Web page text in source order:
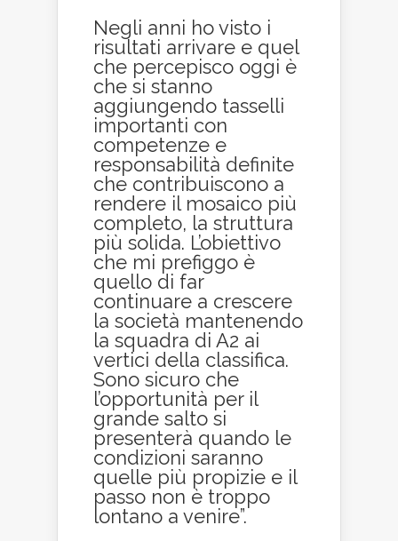
Negli anni ho visto i
risultati arrivare e quel
che percepisco oggi è
che si stanno
aggiungendo tasselli
importanti con
competenze e
responsabilità definite
che contribuiscono a
rendere il mosaico più
completo, la struttura
più solida. L’obiettivo
che mi prefiggo è
quello di far
continuare a crescere
la società mantenendo
la squadra di A2 ai
vertici della classifica.
Sono sicuro che
l’opportunità per il
grande salto si
presenterà quando le
condizioni saranno
quelle più propizie e il
passo non è troppo
lontano a venire”.